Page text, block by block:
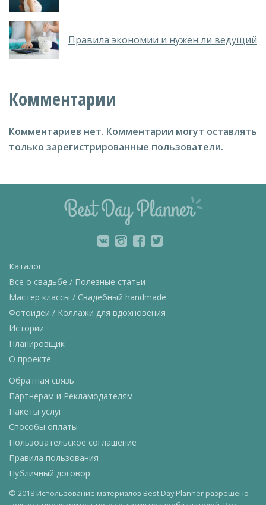
Правила экономии и нужен ли ведущий
Комментарии
Комментариев нет. Комментарии могут оставлять
только зарегистрированные пользователи.
Каталог
Все о свадьбе / Полезные статьи
Мастер классы / Свадебный handmade
Фотоидеи / Коллажи для вдохновения
Истории
Планировщик
О проекте
Обратная связь
Партнерам и Рекламодателям
Пакеты услуг
Способы оплаты
Пользовательское соглашение
Правила пользования
Публичный договор
© 2018 Использование материалов Best Day Planner разрешено